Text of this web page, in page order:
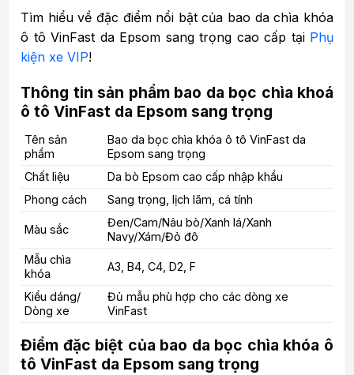
Tìm hiểu về đặc điểm nổi bật của bao da chìa khóa
ô tô VinFast da Epsom sang trọng cao cấp tại Phụ
kiện xe VIP!
Thông tin sản phẩm bao da bọc chìa khoá
ô tô VinFast da Epsom sang trọng
Tên sản
phẩm
Bao da bọc chìa khóa ô tô VinFast da
Epsom sang trọng
Chất liệu
Da bò Epsom cao cấp nhập khẩu
Phong cách
Sang trọng, lịch lãm, cá tính
Màu sắc
Đen/Cam/Nâu bò/Xanh lá/Xanh
Navy/Xám/Đỏ đô
Mẫu chìa
khóa
A3, B4, C4, D2, F
Kiểu dáng/
Dòng xe
Đủ mẫu phù hợp cho các dòng xe
VinFast
Điểm đặc biệt của bao da bọc chìa khóa ô
tô VinFast da Epsom sang trọng